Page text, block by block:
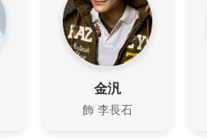
金汎
飾 李長石